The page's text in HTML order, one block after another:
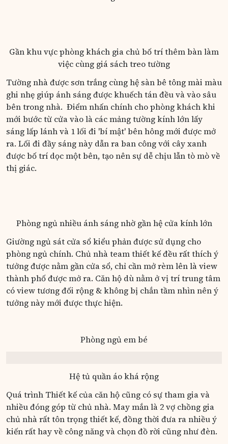
Gần khu vực phòng khách gia chủ bố trí thêm bàn làm
việc cùng giá sách treo tường
Tường nhà được sơn trắng cùng hệ sàn bê tông mài màu
ghi nhẹ giúp ánh sáng được khuếch tán đều và vào sâu
bên trong nhà. Điểm nhấn chính cho phòng khách khi
mới bước từ cửa vào là các mảng tường kính lớn lấy
sáng lấp lánh và 1 lối đi 'bí mật' bên hông mới được mở
ra. Lối đi đầy sáng này dẫn ra ban công với cây xanh
được bố trí dọc một bên, tạo nên sự dễ chịu lẫn tò mò về
thị giác.
Phòng ngủ nhiều ánh sáng nhờ gần hệ cửa kính lớn
Giường ngủ sát cửa sổ kiểu phản được sử dụng cho
phòng ngủ chính. Chủ nhà team thiết kế đều rất thích ý
tưởng được nằm gần cửa sổ, chỉ cần mở rèm lên là view
thành phố được mở ra. Căn hộ dù nằm ở vị trí trung tâm
có view tương đối rộng & không bị chắn tầm nhìn nên ý
tưởng này mới được thực hiện.
Phòng ngủ em bé
Hệ tủ quần áo khá rộng
Quá trình Thiết kế của căn hộ cũng có sự tham gia và
nhiều đóng góp từ chủ nhà. May mắn là 2 vợ chồng gia
chủ nhà rất tôn trọng thiết kế, đồng thời đưa ra nhiều ý
kiến rất hay về công năng và chọn đồ rời cũng như đèn.